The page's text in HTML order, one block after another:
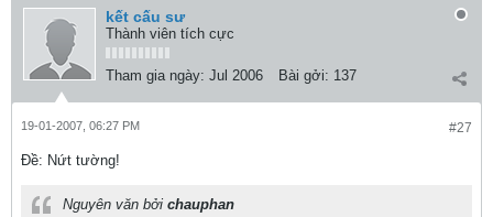
kết cấu sư
Thành viên tích cực
Tham gia ngày: Jul 2006 Bài gởi: 137
#27
19-01-2007, 06:27 PM
Ðề: Nứt tường!
Nguyên văn bởi chauphan